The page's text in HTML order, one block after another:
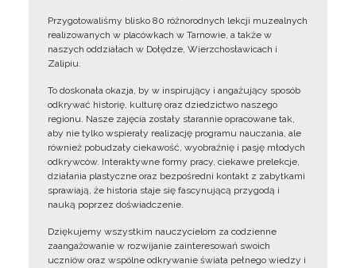
Przygotowaliśmy blisko 80 różnorodnych lekcji muzealnych
realizowanych w placówkach w Tarnowie, a także w
naszych oddziałach w Dołędze, Wierzchosławicach i
Zalipiu.
To doskonała okazja, by w inspirujący i angażujący sposób
odkrywać historię, kulturę oraz dziedzictwo naszego
regionu. Nasze zajęcia zostały starannie opracowane tak,
aby nie tylko wspierały realizację programu nauczania, ale
również pobudzały ciekawość, wyobraźnię i pasję młodych
odkrywców. Interaktywne formy pracy, ciekawe prelekcje,
działania plastyczne oraz bezpośredni kontakt z zabytkami
sprawiają, że historia staje się fascynującą przygodą i
nauką poprzez doświadczenie.
Dziękujemy wszystkim nauczycielom za codzienne
zaangażowanie w rozwijanie zainteresowań swoich
uczniów oraz wspólne odkrywanie świata pełnego wiedzy i